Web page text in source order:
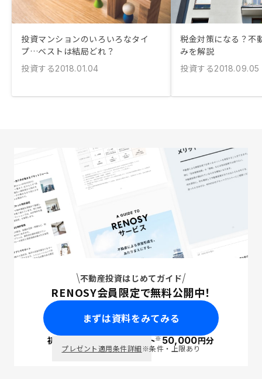
投資マンションのいろいろなタイ
プ…ベストは結局どれ？
投資する2018.01.04
税金対策になる？不
みを解説
投資する2018.09.05
不動産投資はじめてガイド
RENOSY会員限定で無料公開中！
まずは資料をみてみる
初回面談で ポイント※50,000円分
プレゼント適用条件詳細※条件・上限あり